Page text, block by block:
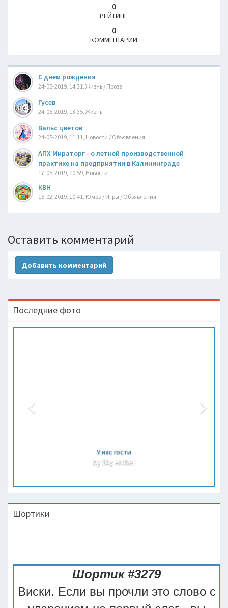
0
РЕЙТИНГ
0
КОММЕНТАРИИ
С днем рождения
24-05-2019, 14:31, Жизнь / Проза
Гусев
24-05-2019, 13:35, Жизнь
Вальс цветов
24-05-2019, 11:11, Новости / Объявления
АПХ Мираторг - о летней производственной
практике на предприятии в Калининграде
17-05-2019, 10:59, Новости
КВН
15-02-2019, 10:41, Юмор / Игры / Объявления
Оставить комментарий
Добавить комментарий
Последние фото
У нас гости
by Sky Archer
Шортики
Шортик #3279
Виски. Если вы прочли это слово с